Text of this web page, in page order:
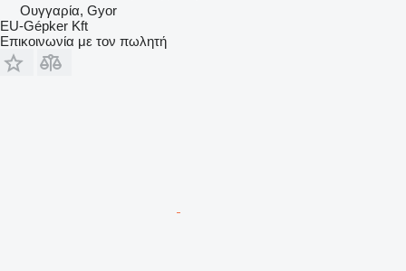
Ουγγαρία, Gyor
EU-Gépker Kft
Επικοινωνία με τον πωλητή